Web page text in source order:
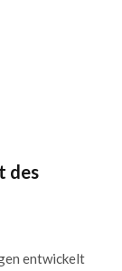
des
entwickelt